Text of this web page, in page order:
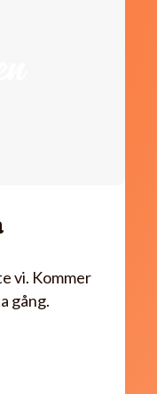
vi. Kommer
gång.